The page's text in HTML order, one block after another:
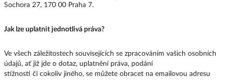
Sochora 27, 170 00 Praha 7.
Jak lze uplatnit jednotlivá práva?
Ve všech záležitostech souvisejících se zpracováním vašich osobních
údajů, ať již jde o dotaz, uplatnění práva, podání
stížnosti či cokoliv jiného, se můžete obracet na emailovou adresu